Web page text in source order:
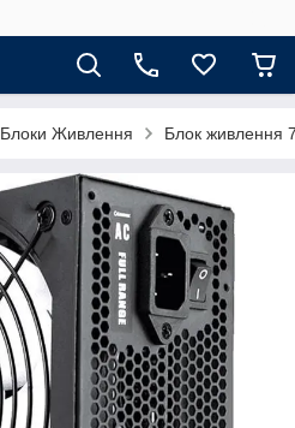
Блоки Живлення Блок живлення